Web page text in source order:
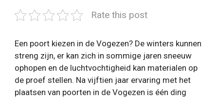
Rate this post
Een poort kiezen in de Vogezen? De winters kunnen
streng zijn, er kan zich in sommige jaren sneeuw
ophopen en de luchtvochtigheid kan materialen op
de proef stellen. Na vijftien jaar ervaring met het
plaatsen van poorten in de Vogezen is één ding